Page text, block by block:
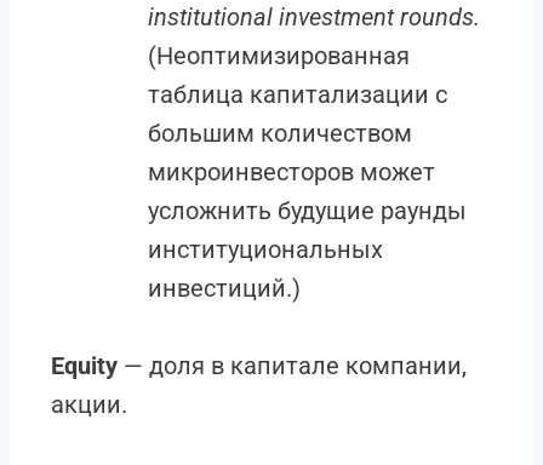
institutional investment rounds.
(Неоптимизированная
таблица капитализации с
большим количеством
микроинвесторов может
усложнить будущие раунды
институциональных
инвестиций.)
Equity — доля в капитале компании,
акции.